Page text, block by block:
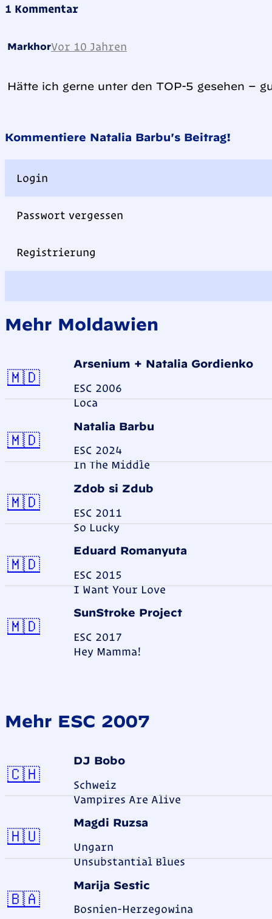
1 Kommentar
MarkhorVor 10 Jahren
Hätte ich gerne unter den TOP-5 gesehen –
Kommentiere Natalia Barbu's Beitrag!
Login
Passwort vergessen
Registrierung
Mehr Moldawien
Arsenium + Natalia Gordienko
ESC 2006
Loca
🇲🇩Moldawien
Natalia Barbu
ESC 2024
In The Middle
🇲🇩Moldawien
Zdob si Zdub
ESC 2011
So Lucky
🇲🇩Moldawien
Eduard Romanyuta
ESC 2015
I Want Your Love
🇲🇩Moldawien
SunStroke Project
ESC 2017
Hey Mamma!
🇲🇩Moldawien
Mehr ESC 2007
DJ Bobo
Schweiz
Vampires Are Alive
🇨🇭Schweiz
Magdi Ruzsa
Ungarn
Unsubstantial Blues
🇭🇺Ungarn
Marija Sestic
Bosnien-Herzegowina
🇧🇦Bosnien-Herzegowina